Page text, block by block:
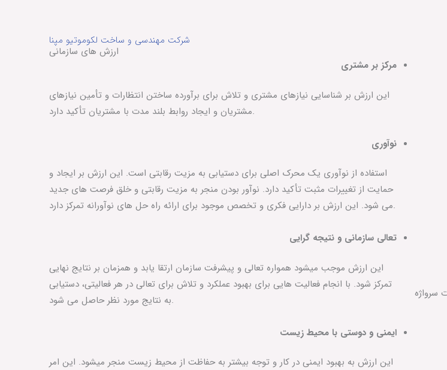
شرکت مهندسی و ساخت لکوموتیو مپنا
ارزش های سازمانی
مرکز بر مشتری
این ارزش بر شناسایی نیازهای مشتری و تلاش برای برآورده ساختن انتظارات و تأمین نیازهای
مشتریان و ایجاد روابط بلند مدت با مشتریان تأکید دارد.
نوآوری
استفاده از نوآوری یک محرک اصلی برای دستیابی به مزیت رقابتی است. این ارزش بر ایجاد و
حمایت از تغییرات مثبت تأکید دارد. نوآور بودن منجر به مزیت رقابتی و خلق فرصت های جدید
می‏ شود. این ارزش بر دارایی فکری و تخصص موجود برای ارائه راه حل‏ های نوآورانه تمرکز دارد.
تعالی سازمانی و نتیجه ‏گرایی
این ارزش موجب می‏شود همواره تعالی و پیشرفت سازمان ارتقا یابد و همزمان بر نتایج نهایی
تمرکز شود. با انجام فعالیت هایی برای بهبود عملکرد و تلاش برای تعالی در هر فعالیتی، دستیابی
به نتایج مورد نظر حاصل می‏ شود.
ایمنی و دوستی با محیط زیست
این ارزش به بهبود ایمنی در کار و توجه بیشتر به حفاظت از محیط زیست منجر می‏شود. این امر
سرواژه